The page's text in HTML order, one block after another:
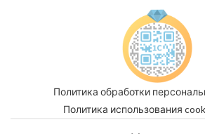
Политика обработки
Политика использования